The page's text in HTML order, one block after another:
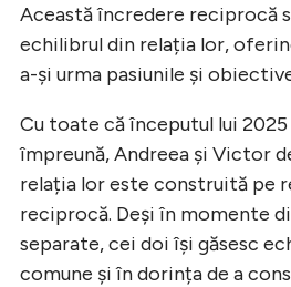
Această încredere reciprocă
echilibrul din relația lor,
a-și urma pasiunile și
Cu toate că începutul lui
împreună, Andreea și Victor
relația lor este construită pe
reciprocă. Deși în momente
separate, cei doi își găsesc
comune și în dorința de a